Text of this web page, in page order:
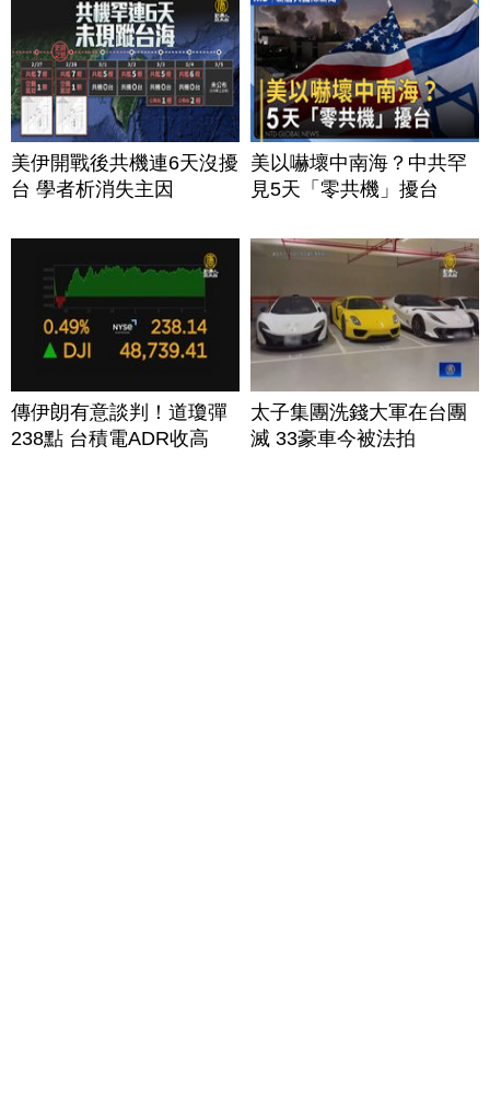
美伊開戰後共機連6天沒擾
台 學者析消失主因
美以嚇壞中南海？中共罕
見5天「零共機」擾台
傳伊朗有意談判！道瓊彈
238點 台積電ADR收高
太子集團洗錢大軍在台團
滅 33豪車今被法拍